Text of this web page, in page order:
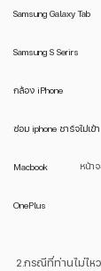
Samsung Galaxy Tab
Samsung S Serirs
กล้อง iPhone
ซ่อม iphone ชาร์จไม่เข้า
Macbook
OnePlus
หน้า
2.กรณีที่ท่านไม่ไ